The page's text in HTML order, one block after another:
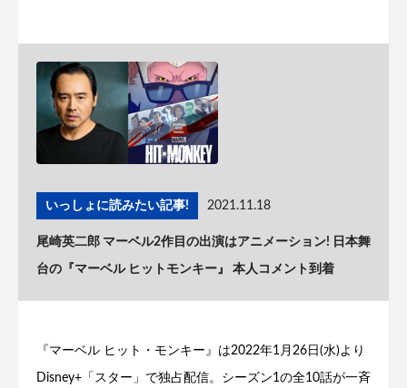
いっしょに読みたい記事! 2021.11.18
尾崎英二郎 マーベル2作目の出演はアニメーション! 日本舞
台の『マーベル ヒットモンキー』 本人コメント到着
『マーベル ヒット・モンキー』は2022年1月26日(水)より
Disney+「スター」で独占配信。シーズン1の全10話が一斉